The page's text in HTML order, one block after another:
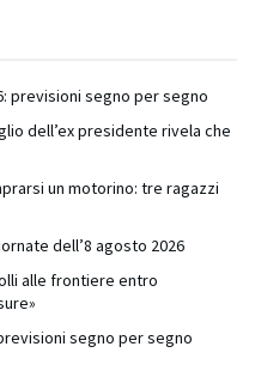
previsioni segno per segno
dell’ex presidente rivela che
un motorino: tre ragazzi
dell’8 agosto 2026
alle frontiere entro
segno per segno